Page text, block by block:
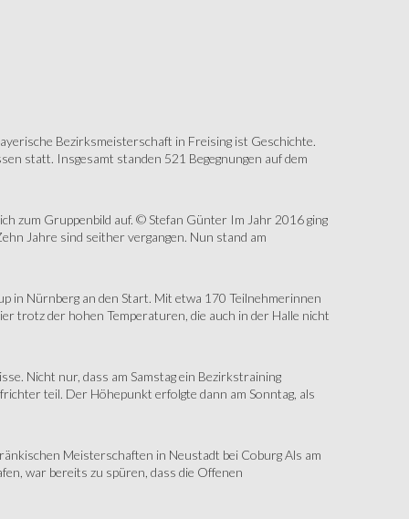
Bezirksmeisterschaft in Freising ist Geschichte.
statt. Insgesamt standen 521 Begegnungen auf dem
zum Gruppenbild auf. © Stefan Günter Im Jahr 2016 ging
Jahre sind seither vergangen. Nun stand am
in Nürnberg an den Start. Mit etwa 170 Teilnehmerinnen
trotz der hohen Temperaturen, die auch in der Halle nicht
Nicht nur, dass am Samstag ein Bezirkstraining
teil. Der Höhepunkt erfolgte dann am Sonntag, als
Meisterschaften in Neustadt bei Coburg Als am
war bereits zu spüren, dass die Offenen